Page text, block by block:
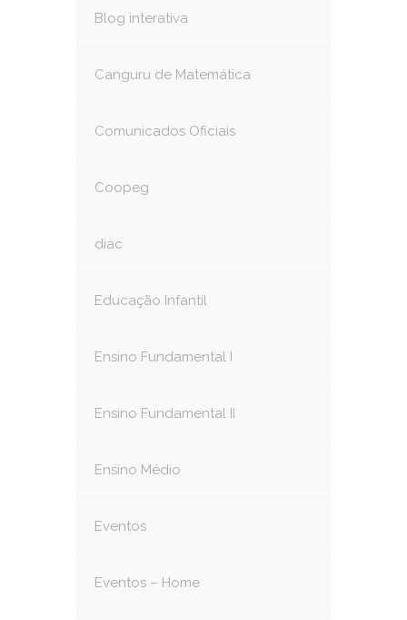
Blog interativa
Canguru de Matemática
Comunicados Oficiais
Coopeg
diac
Educação Infantil
Ensino Fundamental I
Ensino Fundamental II
Ensino Médio
Eventos
Eventos – Home